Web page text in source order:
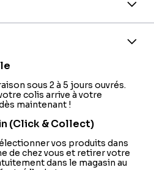
C920
Non
sous 2 à 5 jours ouvrés.
colis arrive à votre
maintenant !
(Click & Collect)
vos produits dans
de chez vous et retirer votre
dans le magasin au